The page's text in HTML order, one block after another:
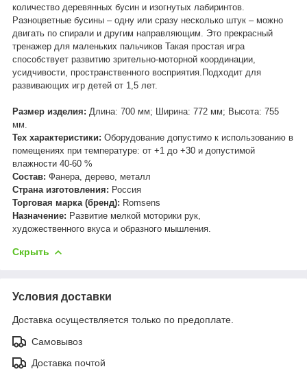
количество деревянных бусин и изогнутых лабиринтов.
Разноцветные бусины – одну или сразу несколько штук – можно
двигать по спирали и другим направляющим. Это прекрасный
тренажер для маленьких пальчиков Такая простая игра
способствует развитию зрительно-моторной координации,
усидчивости, пространственного восприятия.Подходит для
развивающих игр детей от 1,5 лет.
Размер изделия: Длина: 700 мм; Ширина: 772 мм; Высота: 755
мм.
Тех характеристики: Оборудование допустимо к использованию в
помещениях при температуре: от +1 до +30 и допустимой
влажности 40-60 %
Состав: Фанера, дерево, металл
Страна изготовления: Россия
Торговая марка (бренд): Romsens
Назначение: Развитие мелкой моторики рук,
художественного вкуса и образного мышления
Скрыть
Условия доставки
Доставка осуществляется только по предоплате.
Самовывоз
Доставка почтой